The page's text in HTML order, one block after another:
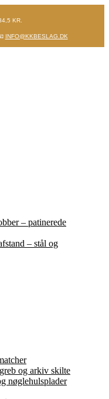
KR.
INFO@KKBESLAG.DK
– patinerede
– stål og
og arkiv skilte
nøglehulsplader